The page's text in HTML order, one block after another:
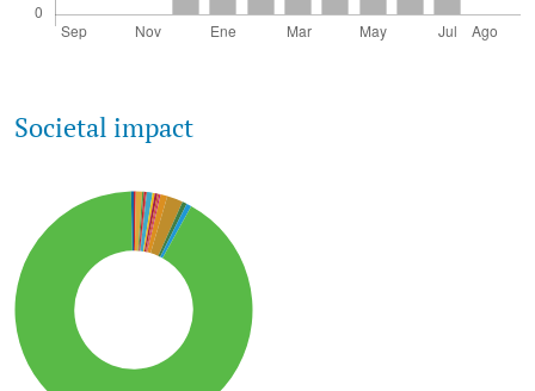
Societal impact